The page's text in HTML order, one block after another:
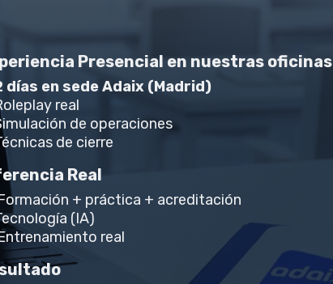
Presencial en nuestras oficinas
días en sede Adaix (Madrid)
real
de operaciones
de cierre
Real
+ práctica + acreditación
(IA)
real